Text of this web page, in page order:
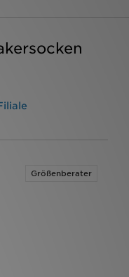
Größenberater